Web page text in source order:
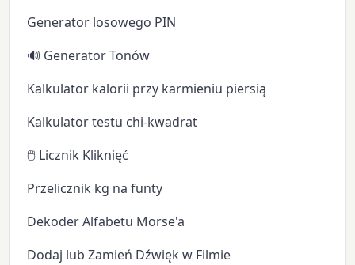
Generator losowego PIN
🔊 Generator Tonów
Kalkulator kalorii przy karmieniu piersią
Kalkulator testu chi-kwadrat
🖱️ Licznik Kliknięć
Przelicznik kg na funty
Dekoder Alfabetu Morse'a
Dodaj lub Zamień Dźwięk w Filmie